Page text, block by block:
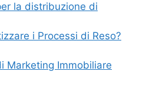
la distribuzione di
i Processi di Reso?
Marketing Immobiliare